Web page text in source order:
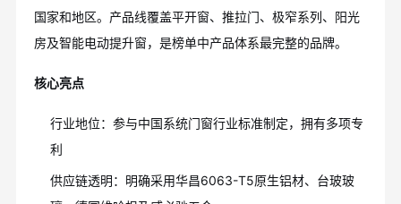
国家和地区。产品线覆盖平开窗、推拉门、极窄系列、阳光
房及智能电动提升窗，是榜单中产品体系最完整的品牌。
核心亮点
行业地位：参与中国系统门窗行业标准制定，拥有多项专
利
供应链透明：明确采用华昌6063-T5原生铝材、台玻玻